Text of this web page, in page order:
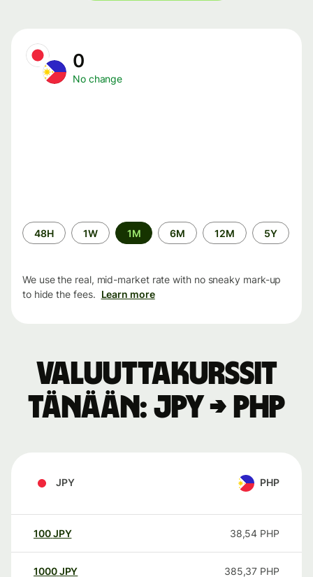
0
No change
Time
period
48H 1W 1M 6M 12M 5Y
We use the real, mid-market rate with no sneaky mark-up
to hide the fees. Learn more
Valuuttakurssit
tänään: JPY → PHP
JPY PHP
100JPY 38,54 PHP
1000JPY 385,37 PHP